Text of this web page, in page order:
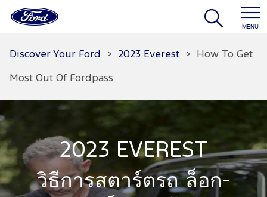
MENU
Discover Your Ford > 2023 Everest > How To Get
Most Out Of Fordpass
2023 EVEREST
วิธีการสตาร์ตรถ ล็อก-